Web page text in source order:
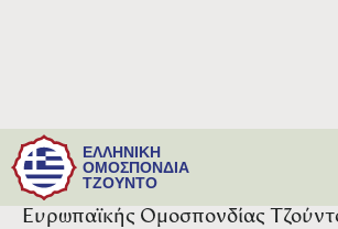
ΕΛΛΗΝΙΚΗ
ΟΜΟΣΠΟΝΔΙΑ
ΤΖΟΥΝΤΟ
Ένα πολύ ενδιαφέρον και υψηλού
σεμινάριο για την διαιτησία
Αργυρούπολη. Ο Referee
Ευρωπαϊκής Ομοσπονδίας